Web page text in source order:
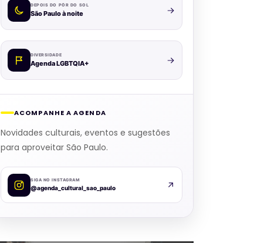
DEPOIS DO PÔR DO SOL
São Paulo à noite
DIVERSIDADE
Agenda LGBTQIA+
ACOMPANHE A AGENDA
Novidades culturais, eventos e sugestões
para aproveitar São Paulo.
SIGA NO INSTAGRAM
@agenda_cultural_sao_paulo